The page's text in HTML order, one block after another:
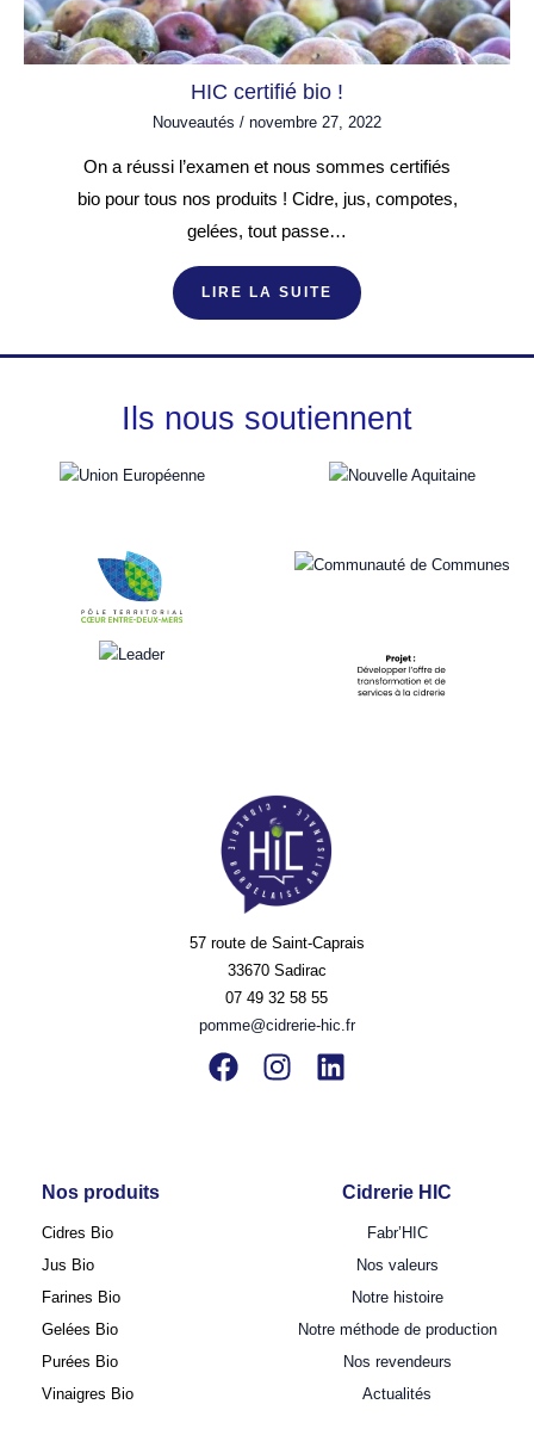
HIC certifié bio !
Nouveautés / novembre 27, 2022
On a réussi l’examen et nous sommes certifiés
bio pour tous nos produits ! Cidre, jus, compotes,
gelées, tout passe…
LIRE LA SUITE
Ils nous soutiennent
57 route de Saint-Caprais
33670 Sadirac
07 49 32 58 55
pomme@cidrerie-hic.fr
Nos produits
Cidres Bio
Jus Bio
Farines Bio
Gelées Bio
Purées Bio
Vinaigres Bio
Cidrerie HIC
Fabr’HIC
Nos valeurs
Notre histoire
Notre méthode de production
Nos revendeurs
Actualités